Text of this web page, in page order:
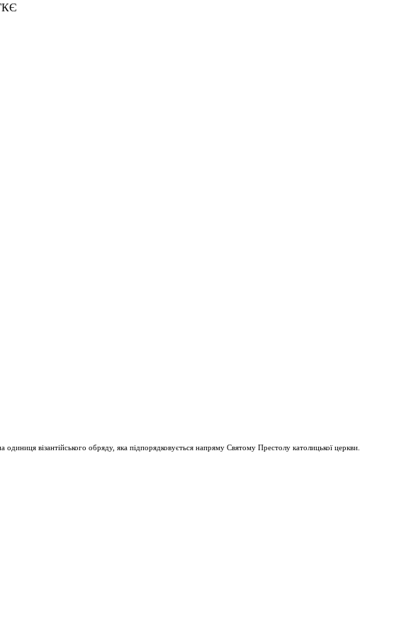
одиниця візантійського обряду, яка підпорядковується напряму Святому Престолу католицької церкви.